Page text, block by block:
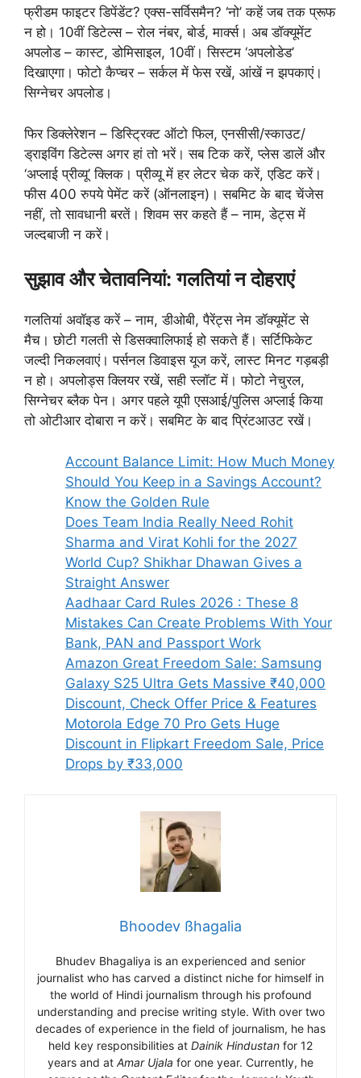
फ्रीडम फाइटर डिपेंडेंट? एक्स-सर्विसमैन? ‘नो’ कहें जब तक प्रूफ
न हो। 10वीं डिटेल्स – रोल नंबर, बोर्ड, मार्क्स। अब डॉक्यूमेंट
अपलोड – कास्ट, डोमिसाइल, 10वीं। सिस्टम ‘अपलोडेड’
दिखाएगा। फोटो कैप्चर – सर्कल में फेस रखें, आंखें न झपकाएं।
सिग्नेचर अपलोड।
फिर डिक्लेरेशन – डिस्ट्रिक्ट ऑटो फिल, एनसीसी/स्काउट/
ड्राइविंग डिटेल्स अगर हां तो भरें। सब टिक करें, प्लेस डालें और
‘अप्लाई प्रीव्यू’ क्लिक। प्रीव्यू में हर लेटर चेक करें, एडिट करें।
फीस 400 रुपये पेमेंट करें (ऑनलाइन)। सबमिट के बाद चेंजेस
नहीं, तो सावधानी बरतें। शिवम सर कहते हैं – नाम, डेट्स में
जल्दबाजी न करें।
सुझाव और चेतावनियां: गलतियां न दोहराएं
गलतियां अवॉइड करें – नाम, डीओबी, पैरेंट्स नेम डॉक्यूमेंट से
मैच। छोटी गलती से डिसक्वालिफाई हो सकते हैं। सर्टिफिकेट
जल्दी निकलवाएं। पर्सनल डिवाइस यूज करें, लास्ट मिनट गड़बड़ी
न हो। अपलोड्स क्लियर रखें, सही स्लॉट में। फोटो नेचुरल,
सिग्नेचर ब्लैक पेन। अगर पहले यूपी एसआई/पुलिस अप्लाई किया
तो ओटीआर दोबारा न करें। सबमिट के बाद प्रिंटआउट रखें।
Account Balance Limit: How Much Money
Should You Keep in a Savings Account?
Know the Golden Rule
Does Team India Really Need Rohit
Sharma and Virat Kohli for the 2027
World Cup? Shikhar Dhawan Gives a
Straight Answer
Aadhaar Card Rules 2026 : These 8
Mistakes Can Create Problems With Your
Bank, PAN and Passport Work
Amazon Great Freedom Sale: Samsung
Galaxy S25 Ultra Gets Massive ₹40,000
Discount, Check Offer Price & Features
Motorola Edge 70 Pro Gets Huge
Discount in Flipkart Freedom Sale, Price
Drops by ₹33,000
Bhoodev ßhagalia
Bhudev Bhagaliya is an experienced and senior
journalist who has carved a distinct niche for himself in
the world of Hindi journalism through his profound
understanding and precise writing style. With over two
decades of experience in the field of journalism, he has
held key responsibilities at Dainik Hindustan for 12
years and at Amar Ujala for one year. Currently, he